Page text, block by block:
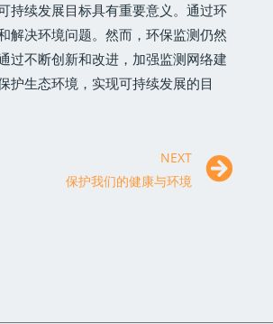
持续发展目标具有重要意义。通过环
解决环境问题。然而，环保监测仍然
过不断创新和改进，加强监测网络建
护生态环境，实现可持续发展的目
NEXT
保护我们的健康与环境